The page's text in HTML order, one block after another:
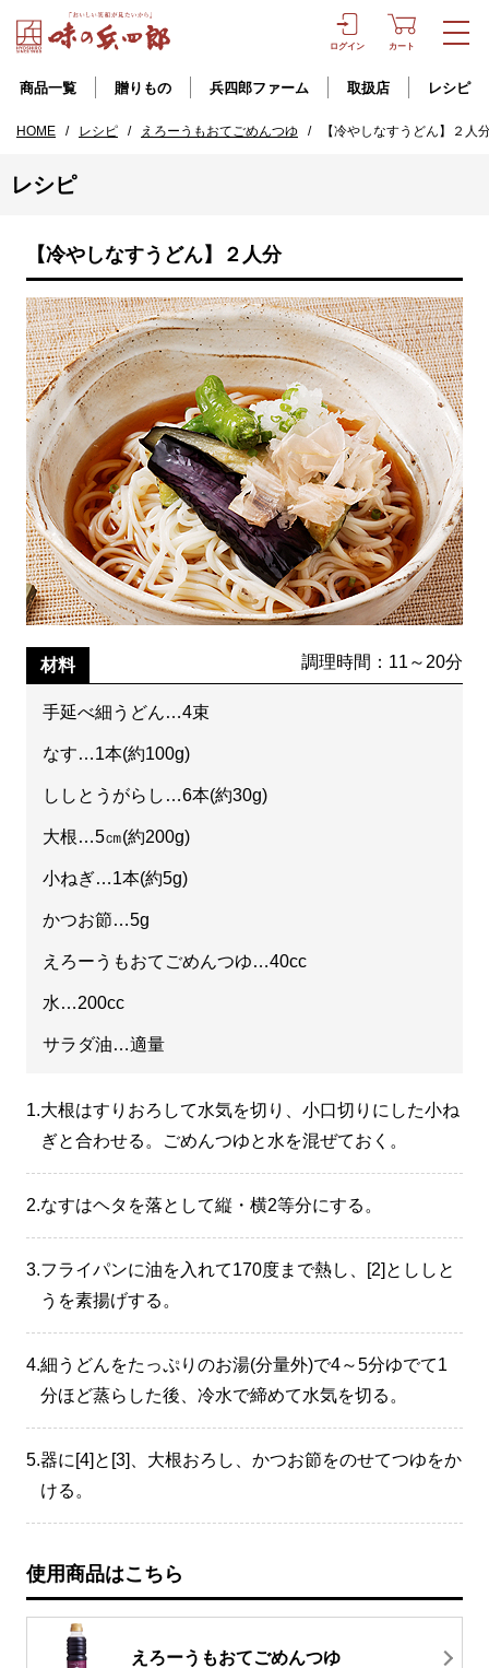
ログイン カート
商品一覧 贈りもの 兵四郎ファーム 取扱店 レシピ
HOME / レシピ / えろーうもおてごめんつゆ / 【冷やしなすうどん】２人
レシピ
【冷やしなすうどん】２人分
材料 調理時間：11～20分
手延べ細うどん…4束
なす…1本(約100g)
ししとうがらし…6本(約30g)
大根…5㎝(約200g)
小ねぎ…1本(約5g)
かつお節…5g
えろーうもおてごめんつゆ…40cc
水…200cc
サラダ油…適量
1.大根はすりおろして水気を切り、小口切りにした小ね
ぎと合わせる。ごめんつゆと水を混ぜておく。
2.なすはヘタを落として縦・横2等分にする。
3.フライパンに油を入れて170度まで熱し、[2]とししと
うを素揚げする。
4.細うどんをたっぷりのお湯(分量外)で4～5分ゆでて1
分ほど蒸らした後、冷水で締めて水気を切る。
5.器に[4]と[3]、大根おろし、かつお節をのせてつゆをか
ける。
使用商品はこちら
えろーうもおてごめんつゆ